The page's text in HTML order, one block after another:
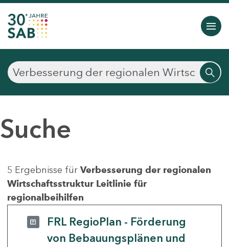
Suche
5 Ergebnisse für Verbesserung der regionalen
Wirtschaftsstruktur Leitlinie für
regionalbeihilfen
FRL RegioPlan - Förderung
von Bebauungsplänen und